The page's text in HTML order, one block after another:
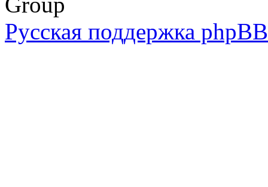
Русская поддержка phpBB